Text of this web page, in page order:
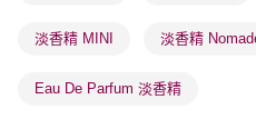
每筆HK$65.00，滿HK$300.00或
(香港門市) 只顯示可選門市。確
淡香精 MINI 淡香精
Eau De Parfum 淡香精